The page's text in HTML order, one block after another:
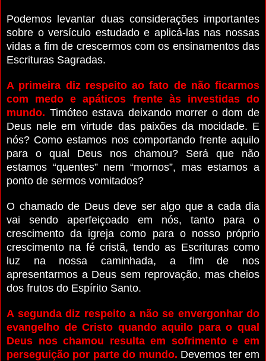
Podemos levantar duas considerações importantes
sobre o versículo estudado e aplicá-las nas nossas
vidas a fim de crescermos com os ensinamentos das
Escrituras Sagradas.
A primeira diz respeito ao fato de não ficarmos
com medo e apáticos frente às investidas do
mundo. Timóteo estava deixando morrer o dom de
Deus nele em virtude das paixões da mocidade. E
nós? Como estamos nos comportando frente aquilo
para o qual Deus nos chamou? Será que não
estamos “quentes” nem “mornos”, mas estamos a
ponto de sermos vomitados?
O chamado de Deus deve ser algo que a cada dia
vai sendo aperfeiçoado em nós, tanto para o
crescimento da igreja como para o nosso próprio
crescimento na fé cristã, tendo as Escrituras como
luz na nossa caminhada, a fim de nos
apresentarmos a Deus sem reprovação, mas cheios
dos frutos do Espírito Santo.
A segunda diz respeito a não se envergonhar do
evangelho de Cristo quando aquilo para o qual
Deus nos chamou resulta em sofrimento e em
perseguição por parte do mundo. Devemos ter em